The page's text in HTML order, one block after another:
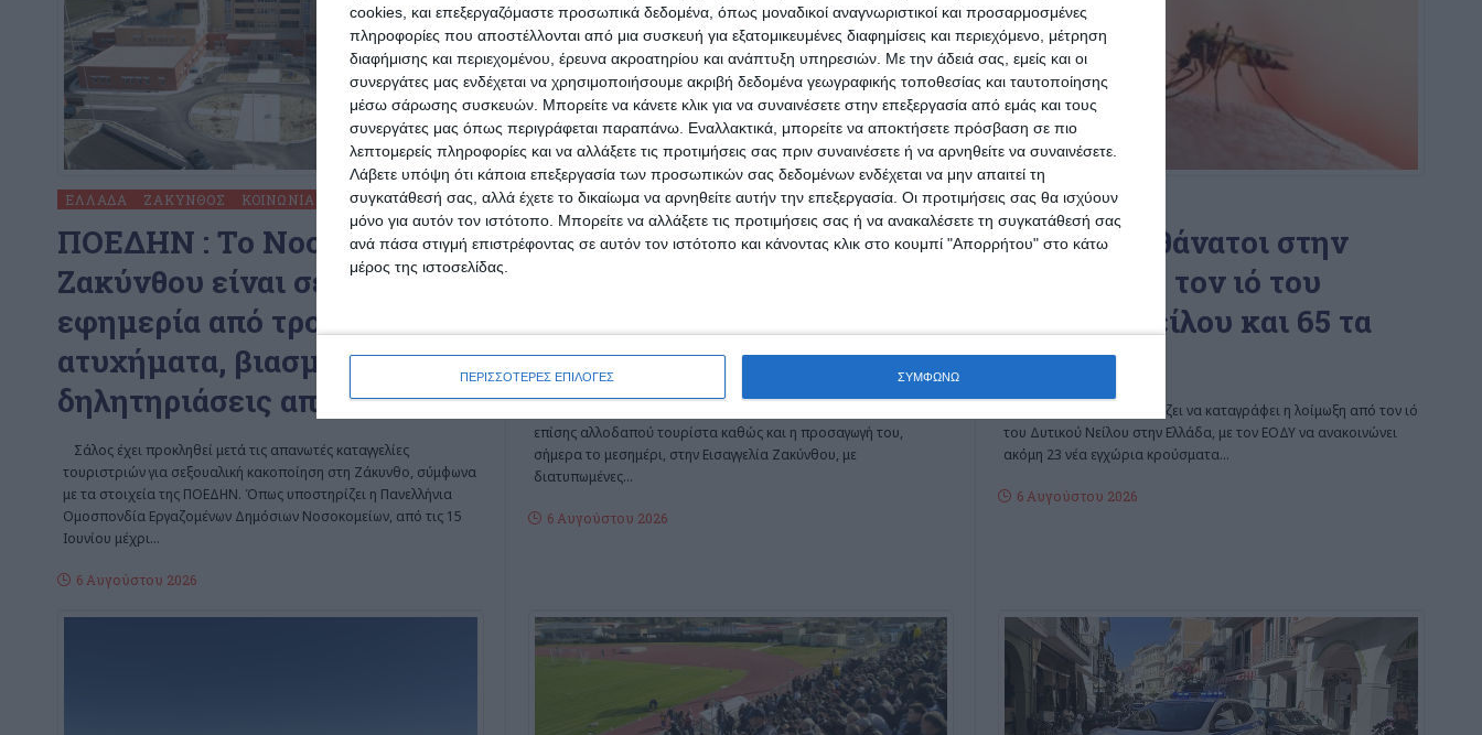
cookies, και επεξεργαζόμαστε προσωπικά δεδομένα, όπως μοναδικοί αναγνωριστικοί και προσαρμοσμένες
πληροφορίες που αποστέλλονται από μια συσκευή για εξατομικευμένες διαφημίσεις και περιεχόμενο, μέτρηση
διαφήμισης και περιεχομένου, έρευνα ακροατηρίου και ανάπτυξη υπηρεσιών. Με την άδειά σας, εμείς και οι
συνεργάτες μας ενδέχεται να χρησιμοποιήσουμε ακριβή δεδομένα γεωγραφικής τοποθεσίας και ταυτοποίησης
μέσω σάρωσης συσκευών. Μπορείτε να κάνετε κλικ για να συναινέσετε στην επεξεργασία από εμάς και τους
συνεργάτες μας όπως περιγράφεται παραπάνω. Εναλλακτικά, μπορείτε να αποκτήσετε πρόσβαση σε πιο
λεπτομερείς πληροφορίες και να αλλάξετε τις προτιμήσεις σας πριν συναινέσετε ή να αρνηθείτε να συναινέσετε.
Λάβετε υπόψη ότι κάποια επεξεργασία των προσωπικών σας δεδομένων ενδέχεται να μην απαιτεί τη
συγκατάθεσή σας, αλλά έχετε το δικαίωμα να αρνηθείτε αυτήν την επεξεργασία. Οι προτιμήσεις σας θα ισχύουν
μόνο για αυτόν τον ιστότοπο. Μπορείτε να αλλάξετε τις προτιμήσεις σας ή να ανακαλέσετε τη συγκατάθεσή σας
ανά πάσα στιγμή επιστρέφοντας σε αυτόν τον ιστότοπο και κάνοντας κλικ στο κουμπί "Απορρήτου" στο κάτω
μέρος της ιστοσελίδας.
ΠΕΡΙΣΣΟΤΕΡΕΣ ΕΠΙΛΟΓΕΣ ΣΥΜΦΩΝΩ
ΕΛΛΆΔΑ ΖΆΚΥΝΘΟΣ ΚΟΙΝΩΝΊΑ
ΠΟΕΔΗΝ : To Νοσοκομείο
Ζακύνθου είναι σε διαρκή
εφημερία από τροχαία
ατυχήματα, βιασμούς και
δηλητηριάσεις από αλκοόλ
Σάλος έχει προκληθεί μετά τις απανωτές καταγγελίες
τουριστριών για σεξουαλική κακοποίηση στη Ζάκυνθο, σύμφωνα
με τα στοιχεία της ΠΟΕΔΗΝ. Όπως υποστηρίζει η Πανελλήνια
Ομοσπονδία Εργαζομένων Δημόσιων Νοσοκομείων, από τις 15
Ιουνίου μέχρι…
6 Αυγούστου 2026
ΕΛΛΆΔΑ ΖΆΚΥΝΘΟΣ
Στον Εισαγγελέα τουρίστας
Ζάκυνθο
επίσης αλλοδαπού τουρίστα καθώς και η προσαγωγή του,
σήμερα το μεσημέρι, στην Εισαγγελία Ζακύνθου, με
διατυπωμένες…
6 Αυγούστου 2026
ΕΛΛΆΔΑ ΚΟΙΝΩΝΊΑ
Στους 6 οι θάνατοι στην
Ελλάδα από τον ιό του
Δυτικού Νείλου και 65 τα
κρούσματα
Αυξητική πορεία συνεχίζει να καταγράφει η λοίμωξη από τον ιό
του Δυτικού Νείλου στην Ελλάδα, με τον ΕΟΔΥ να ανακοινώνει
ακόμη 23 νέα εγχώρια κρούσματα…
6 Αυγούστου 2026